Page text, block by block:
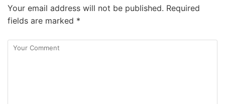
Your email address will not be published. Required
fields are marked *